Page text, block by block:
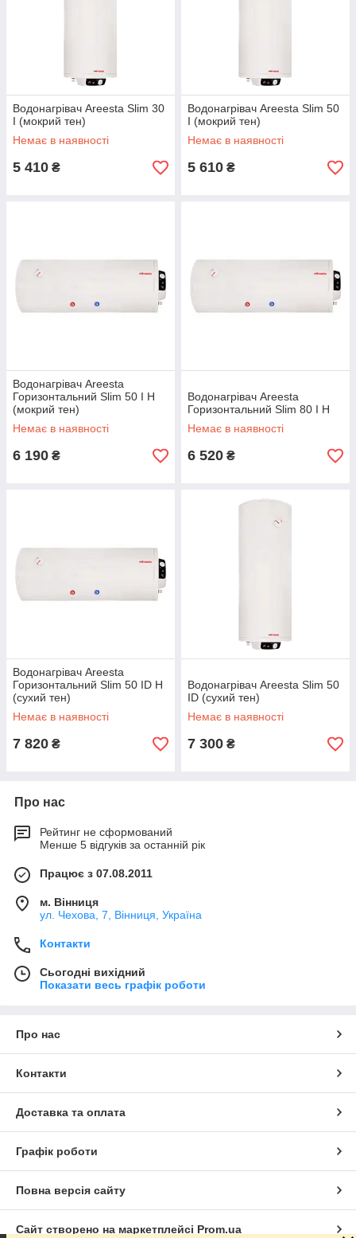
Водонагрівач Areesta Slim 30
I (мокрий тен)
Немає в наявності
5 410 ₴
Водонагрівач Areesta Slim 50
I (мокрий тен)
Немає в наявності
5 610 ₴
Водонагрівач Areesta
Горизонтальний Slim 50 I H
(мокрий тен)
Немає в наявності
6 190 ₴
Водонагрівач Areesta
Горизонтальний Slim 80 I H
Немає в наявності
6 520 ₴
Водонагрівач Areesta
Горизонтальний Slim 50 ID Н
(сухий тен)
Немає в наявності
7 820 ₴
Водонагрівач Areesta Slim 50
ID (сухий тен)
Немає в наявності
7 300 ₴
Про нас
Рейтинг не сформований
Менше 5 відгуків за останній рік
Працює з 07.08.2011
м. Вінниця
ул. Чехова, 7, Вінниця, Україна
Контакти
Сьогодні вихідний
Показати весь графік роботи
Про нас
Контакти
Доставка та оплата
Графік роботи
Повна версія сайту
Сайт створено на маркетплейсі Prom.ua